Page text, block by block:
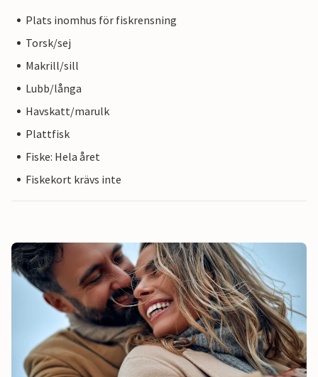
Plats inomhus för fiskrensning
Torsk/sej
Makrill/sill
Lubb/långa
Havskatt/marulk
Plattfisk
Fiske: Hela året
Fiskekort krävs inte